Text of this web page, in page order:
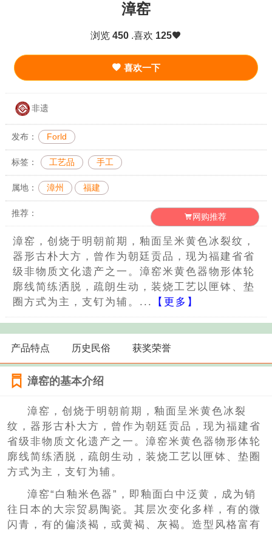
漳窑
浏览 450 .喜欢 125
喜欢一下
非遗
发布： Forld
标签： 工艺品 手工
属地： 漳州 福建
推荐： 网购推荐
漳窑，创烧于明朝前期，釉面呈米黄色冰裂纹，
器形古朴大方，曾作为朝廷贡品，现为福建省省
级非物质文化遗产之一。漳窑米黄色器物形体轮
廓线简练洒脱，疏朗生动，装烧工艺以匣钵、垫
圈方式为主，支钉为辅。...
【更多】
产品特点 历史民俗 获奖荣誉
漳窑的基本介绍
漳窑，创烧于明朝前期，釉面呈米黄色冰裂
纹，器形古朴大方，曾作为朝廷贡品，现为福建省
省级非物质文化遗产之一。漳窑米黄色器物形体轮
廓线简练洒脱，疏朗生动，装烧工艺以匣钵、垫圈
方式为主，支钉为辅。
漳窑“白釉米色器”，即釉面白中泛黄，成为销
往日本的大宗贸易陶瓷。其层次变化多样，有的微
闪青，有的偏淡褐，或黄褐、灰褐。造型风格富有